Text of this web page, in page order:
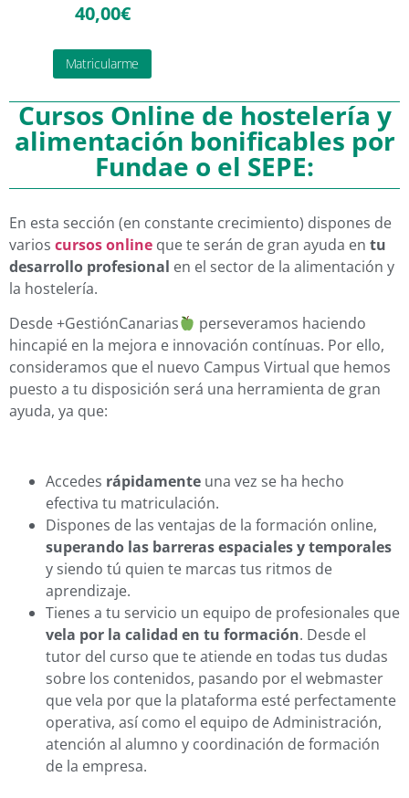
40,00€
Matricularme
Cursos Online de hostelería y
alimentación bonificables por
Fundae o el SEPE:
En esta sección (en constante crecimiento) dispones de
varios cursos online que te serán de gran ayuda en tu
desarrollo profesional en el sector de la alimentación y
la hostelería.
Desde +GestiónCanarias
perseveramos haciendo
hincapié en la mejora e innovación contínuas. Por ello,
consideramos que el nuevo Campus Virtual que hemos
puesto a tu disposición será una herramienta de gran
ayuda, ya que:
Accedes rápidamente una vez se ha hecho
efectiva tu matriculación.
Dispones de las ventajas de la formación online,
superando las barreras espaciales y temporales
y siendo tú quien te marcas tus ritmos de
aprendizaje.
Tienes a tu servicio un equipo de profesionales que
vela por la calidad en tu formación. Desde el
tutor del curso que te atiende en todas tus dudas
sobre los contenidos, pasando por el webmaster
que vela por que la plataforma esté perfectamente
operativa, así como el equipo de Administración,
atención al alumno y coordinación de formación
de la empresa.